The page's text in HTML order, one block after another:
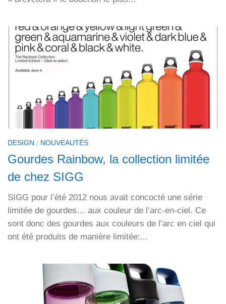
DESIGN / NOUVEAUTÉS
Gourdes Rainbow, la collection limitée
de chez SIGG
SIGG pour l’été 2012 nous avait concocté une série
limitée de gourdes… aux couleur de l’arc-en-ciel. Ce
sont donc des gourdes aux couleurs de l’arc en ciel qui
ont été produits de manière limitée:...